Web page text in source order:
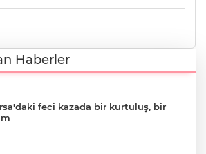
Haberler
feci kazada bir kurtuluş, bir